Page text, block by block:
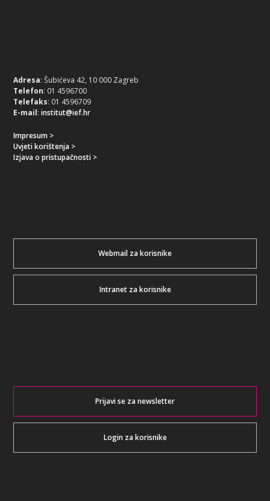
Adresa: Šubićeva 42, 10 000 Zagreb
Telefon: 01 4596700
Telefaks: 01 4596709
E-mail:institut@ief.hr
Impresum >
Uvjeti korištenja >
Izjava o pristupačnosti >
Webmail za korisnike
Intranet za korisnike
Prijavi se za newsletter
Login za korisnike